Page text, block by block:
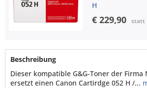
H
€ 229,90 statt
Beschreibung
Dieser kompatible G&G-Toner der Firma
ersetzt einen Canon Cartirdge 052 H /...